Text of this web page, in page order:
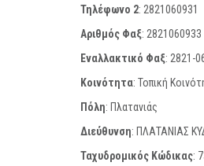
Τηλέφωνο 2: 2821060931
Αριθμός Φαξ: 2821060933
Εναλλακτικό Φαξ: 2821-
Κοινότητα: Τοπική
Πόλη: Πλατανιάς
Διεύθυνση: ΠΛΑΤΑΝΙΑΣ
Ταχυδρομικός Κώδικας: